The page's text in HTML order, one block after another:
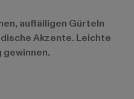
auffälligen Gürteln
Akzente. Leichte